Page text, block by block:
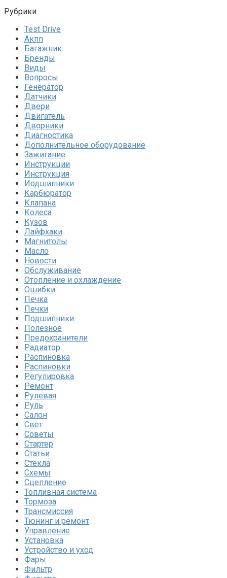
Рубрики
Test Drive
Акпп
Багажник
Бренды
Виды
Вопросы
Генератор
Датчики
Двери
Двигатель
Дворники
Диагностика
Дополнительное оборудование
Зажигание
Инструкции
Инструкция
Иодшипники
Карбюратор
Клапана
Колеса
Кузов
Лайфхаки
Магнитолы
Масло
Новости
Обслуживание
Отопление и охлаждение
Ошибки
Печка
Печки
Подшипники
Полезное
Предохранители
Радиатор
Распиновка
Распиновки
Регулировка
Ремонт
Рулевая
Руль
Салон
Свет
Советы
Стартер
Статьи
Стекла
Схемы
Сцепление
Топливная система
Тормоза
Трансмиссия
Тюнинг и ремонт
Управление
Установка
Устройство и уход
Фары
Фильтр